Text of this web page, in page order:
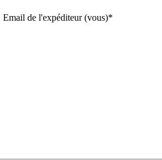
Email de l'expéditeur (vous)*